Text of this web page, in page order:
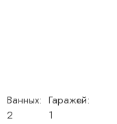
Ванных:
2
Гаражей:
1